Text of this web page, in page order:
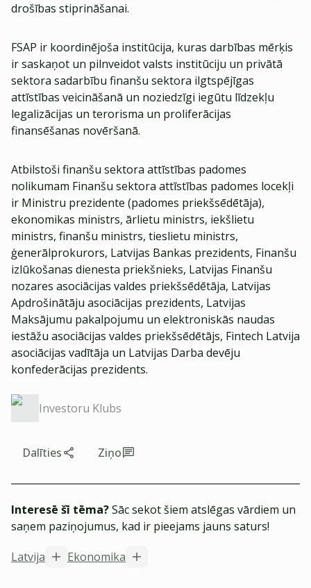
drošības stiprināšanai.
FSAP ir koordinējoša institūcija, kuras darbības mērķis
ir saskaņot un pilnveidot valsts institūciju un privātā
sektora sadarbību finanšu sektora ilgtspējīgas
attīstības veicināšanā un noziedzīgi iegūtu līdzekļu
legalizācijas un terorisma un proliferācijas
finansēšanas novēršanā.
Atbilstoši finanšu sektora attīstības padomes
nolikumam Finanšu sektora attīstības padomes locekļi
ir Ministru prezidente (padomes priekšsēdētāja),
ekonomikas ministrs, ārlietu ministrs, iekšlietu
ministrs, finanšu ministrs, tieslietu ministrs,
ģenerālprokurors, Latvijas Bankas prezidents, Finanšu
izlūkošanas dienesta priekšnieks, Latvijas Finanšu
nozares asociācijas valdes priekšsēdētāja, Latvijas
Apdrošinātāju asociācijas prezidents, Latvijas
Maksājumu pakalpojumu un elektroniskās naudas
iestāžu asociācijas valdes priekšsēdētājs, Fintech Latvija
asociācijas vadītāja un Latvijas Darba devēju
konfederācijas prezidents.
Investoru Klubs
Dalīties Ziņo
Interesē šī tēma?Sāc sekot šiem atslēgas vārdiem un
saņem paziņojumus, kad ir pieejams jauns saturs!
Latvija
Ekonomika